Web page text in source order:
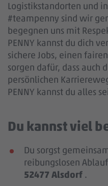
Logistikstandorten und
#teampenny sind wir
begegnen uns mit
PENNY kannst du dich
sichere Jobs, einen
sorgen dafür, dass auch
persönlichen
PENNY kannst du alles
Du kannst viel
Du sorgst
reibungslosen
52477 Alsdorf .